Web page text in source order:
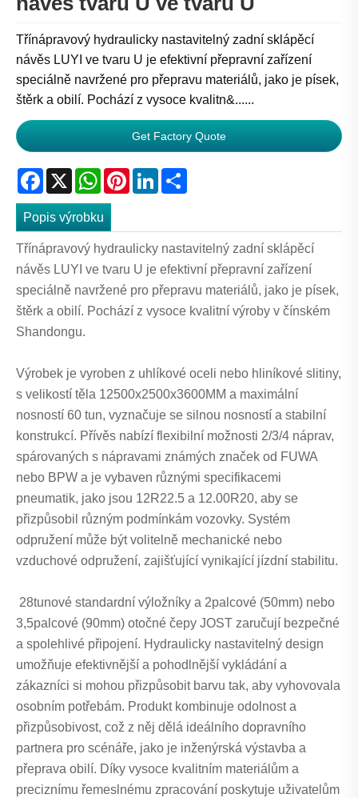
Třínápravový hydraulicky nastavitelný zadní sklápěcí
návěs LUYI ve tvaru U je efektivní přepravní zařízení
speciálně navržené pro přepravu materiálů, jako je písek,
štěrk a obilí. Pochází z vysoce kvalitn&......
Get Factory Quote
Facebook
X WhatsApp
PinterestLinkedIn
Popis výrobku
Třínápravový hydraulicky nastavitelný zadní sklápěcí
návěs LUYI ve tvaru U je efektivní přepravní zařízení
speciálně navržené pro přepravu materiálů, jako je písek,
štěrk a obilí. Pochází z vysoce kvalitní výroby v čínském
Shandongu.
Výrobek je vyroben z uhlíkové oceli nebo hliníkové slitiny,
s velikostí těla 12500x2500x3600MM a maximální
nosností 60 tun, vyznačuje se silnou nosností a stabilní
konstrukcí. Přívěs nabízí flexibilní možnosti 2/3/4 náprav,
spárovaných s nápravami známých značek od FUWA
nebo BPW a je vybaven různými specifikacemi
pneumatik, jako jsou 12R22.5 a 12.00R20, aby se
přizpůsobil různým podmínkám vozovky. Systém
odpružení může být volitelně mechanické nebo
vzduchové odpružení, zajišťující vynikající jízdní stabilitu.
28tunové standardní výložníky a 2palcové (50mm) nebo
3,5palcové (90mm) otočné čepy JOST zaručují bezpečné
a spolehlivé připojení. Hydraulicky nastavitelný design
umožňuje efektivnější a pohodlnější vykládání a
zákazníci si mohou přizpůsobit barvu tak, aby vyhovovala
osobním potřebám. Produkt kombinuje odolnost a
přizpůsobivost, což z něj dělá ideálního dopravního
partnera pro scénáře, jako je inženýrská výstavba a
přeprava obilí. Díky vysoce kvalitním materiálům a
preciznímu řemeslnému zpracování poskytuje uživatelům